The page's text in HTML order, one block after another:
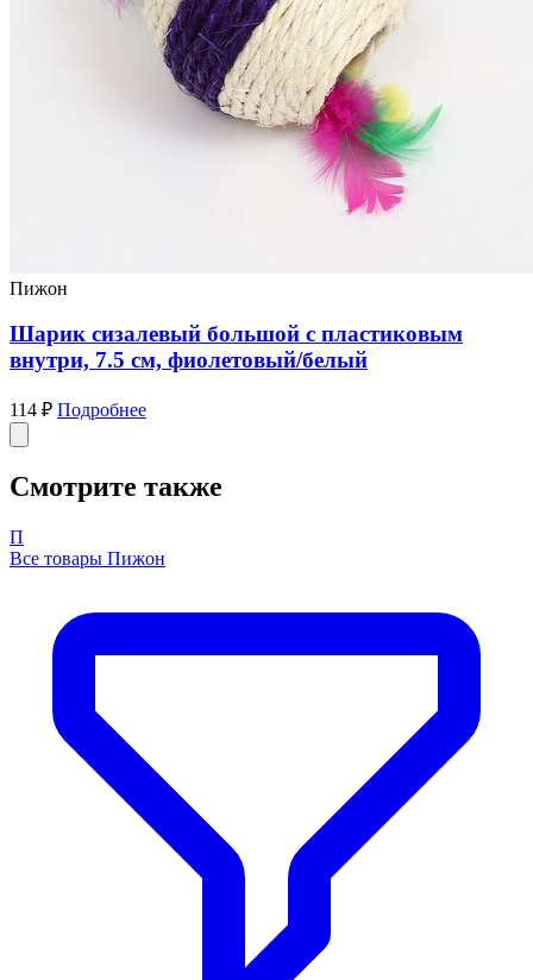
Пижон
Шарик сизалевый большой с пластиковым
внутри, 7.5 см, фиолетовый/белый
114 ₽ Подробнее
Смотрите также
П
Все товары Пижон